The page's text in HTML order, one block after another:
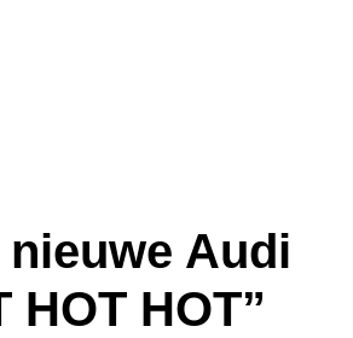
Audi
HOT HOT”